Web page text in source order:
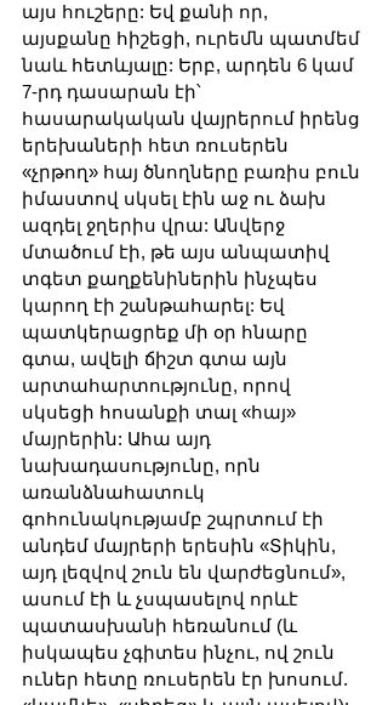
այս հուշերը: Եվ քանի որ,
այսքանը հիշեցի, ուրեմն պատմեմ
նաև հետևյալը: Երբ, արդեն 6 կամ
7-րդ դասարան էի՝
հասարակական վայրերում իրենց
երեխաների հետ ռուսերեն
«չրթող» հայ ծնողները բառիս բուն
իմաստով սկսել էին աջ ու ձախ
ազդել ջղերիս վրա: Անվերջ
մտածում էի, թե այս անպատիվ
տգետ քաղքենիներին ինչպես
կարող էի շանթահարել: Եվ
պատկերացրեք մի օր հնարը
գտա, ավելի ճիշտ գտա այն
արտահարտությունը, որով
սկսեցի հոսանքի տալ «հայ»
մայրերին: Ահա այդ
նախադասությունը, որն
առանձնահատուկ
գոհունակությամբ շպրտում էի
անդեմ մայրերի երեսին «Տիկին,
այդ լեզվով շուն են վարժեցնում»,
ասում էի և չսպասելով որևէ
պատասխանի հեռանում (և
իսկապես չգիտես ինչու, ով շուն
ուներ հետը ռուսերեն էր խոսում.